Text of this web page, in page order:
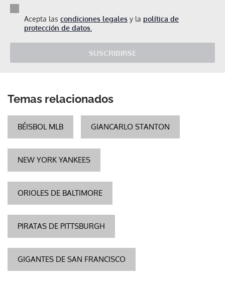
Acepta las condiciones legales y la política de
protección de datos.
SUSCRIBIRSE
Temas relacionados
BÉISBOL MLB GIANCARLO STANTON
NEW YORK YANKEES
ORIOLES DE BALTIMORE
PIRATAS DE PITTSBURGH
GIGANTES DE SAN FRANCISCO